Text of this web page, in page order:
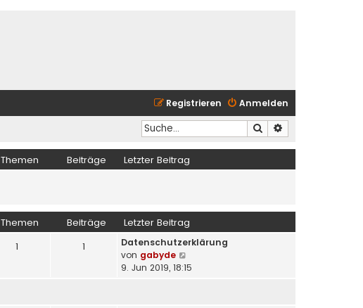
Anmelden
Registrieren
Suche
Themen Beiträge Letzter Beitrag
Themen Beiträge Letzter Beitrag
1 1
Datenschutzerklärung
von gabyde
e
9. Jun 2019, 18:15